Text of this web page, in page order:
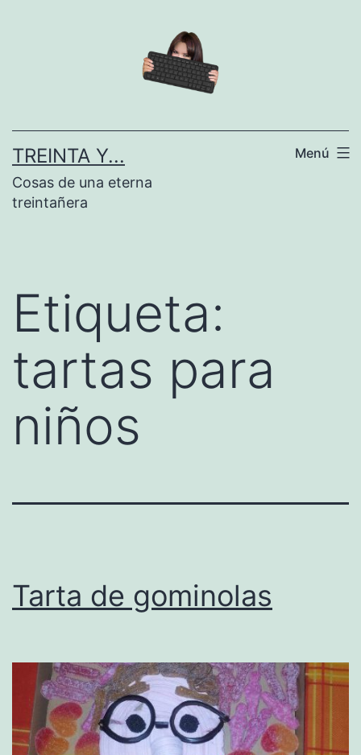
TREINTA Y...
Cosas de una eterna
treintañera
Menú
Etiqueta:
tartas para
niños
Tarta de gominolas